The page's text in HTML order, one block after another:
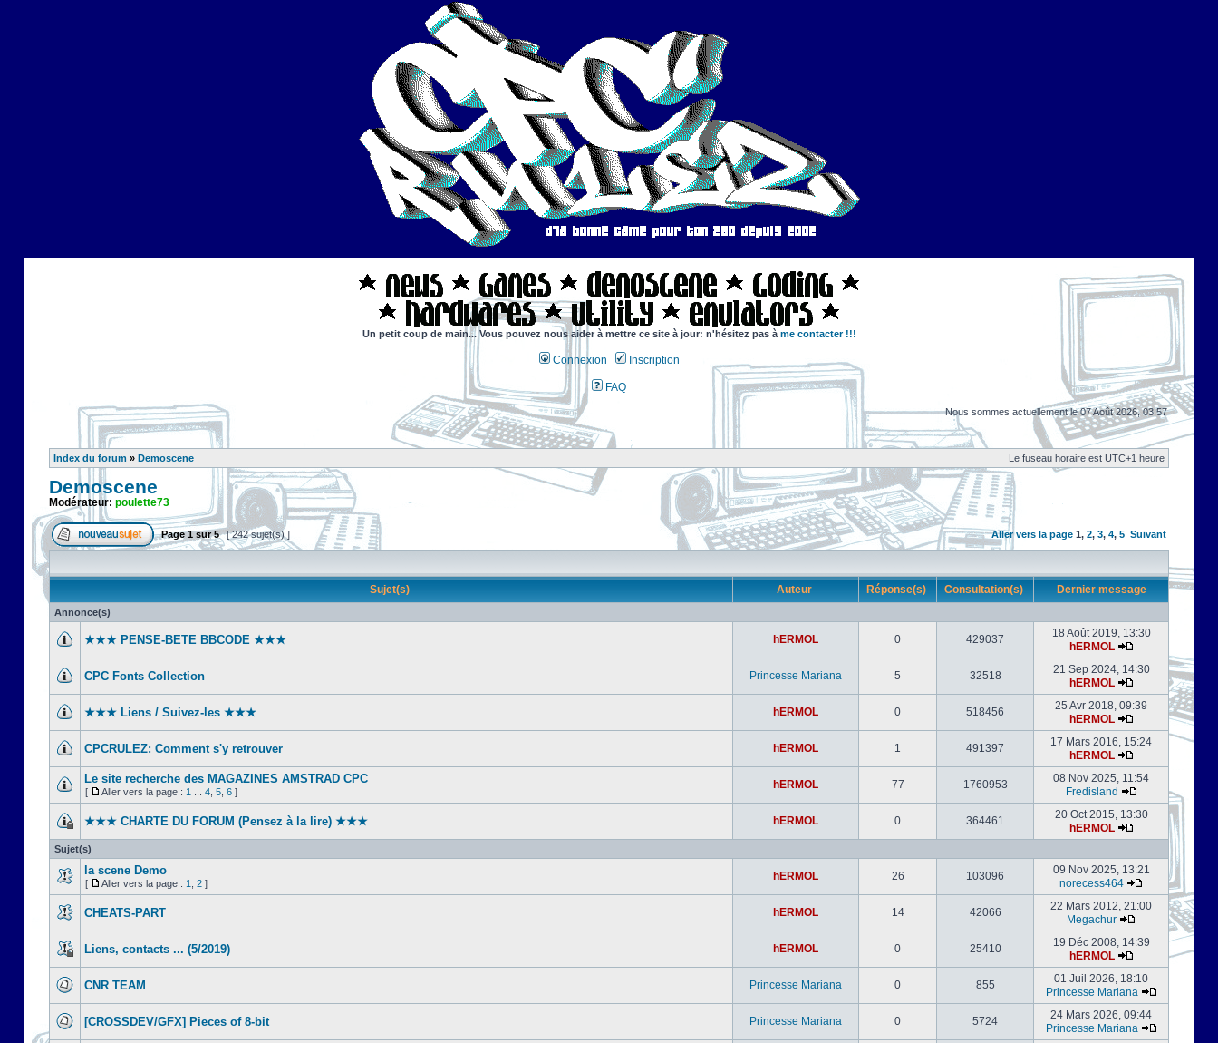
Un petit coup de main... Vous pouvez nous aider à mettre ce site à jour: n'hésitez pas à me contacter !!!
Connexion Inscription
FAQ
Nous sommes actuellement le 07 Août 2026, 03:57
Index du forum » Demoscene Le fuseau horaire est UTC+1 heure
Demoscene
Modérateur: poulette73
Page1sur5 [ 242 sujet(s) ] Aller vers la page 1, 2, 3, 4, 5 Suivant
Sujet(s) Auteur Réponse(s) Consultation(s) Dernier message
Annonce(s)
★★★ PENSE-BETE BBCODE ★★★ hERMOL 0 429037
18 Août 2019, 13:30
hERMOL
CPC Fonts Collection Princesse Mariana 5 32518
21 Sep 2024, 14:30
hERMOL
★★★ Liens / Suivez-les ★★★ hERMOL 0 518456
25 Avr 2018, 09:39
hERMOL
CPCRULEZ: Comment s'y retrouver‎ hERMOL 1 491397
17 Mars 2016, 15:24
hERMOL
Le site recherche des MAGAZINES AMSTRAD CPC
[ Aller vers la page : 1 4 5 6 ]
hERMOL 77 1760953
08 Nov 2025, 11:54
Fredisland
★★★ CHARTE DU FORUM (Pensez à la lire) ★★★ hERMOL 0 364461
20 Oct 2015, 13:30
hERMOL
Sujet(s)
la scene Demo
[ Aller vers la page : 1 2 ]
hERMOL 26 103096
09 Nov 2025, 13:21
norecess464
CHEATS-PART hERMOL 14 42066
22 Mars 2012, 21:00
Megachur
Liens, contacts ... (5/2019) hERMOL 0 25410
19 Déc 2008, 14:39
hERMOL
CNR TEAM Princesse Mariana 0 855
01 Juil 2026, 18:10
Princesse Mariana
[CROSSDEV/GFX] Pieces of 8-bit Princesse Mariana 0 5724
24 Mars 2026, 09:44
Princesse Mariana